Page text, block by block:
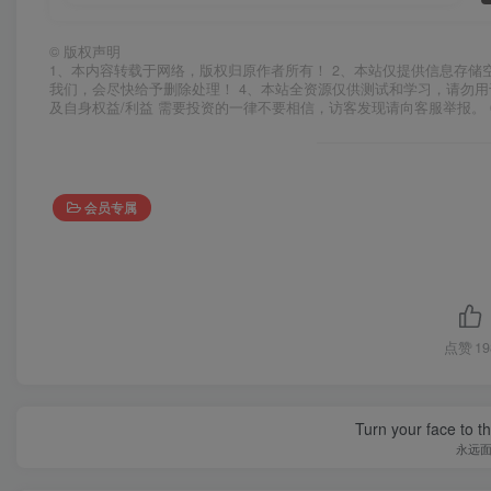
© 版权声明
1、本内容转载于网络，版权归原作者所有！ 2、本站仅提供信息存
我们，会尽快给予删除处理！ 4、本站全资源仅供测试和学习，请勿
及自身权益/利益 需要投资的一律不要相信，访客发现请向客服举报
会员专属
点赞
Turn your face to
永远